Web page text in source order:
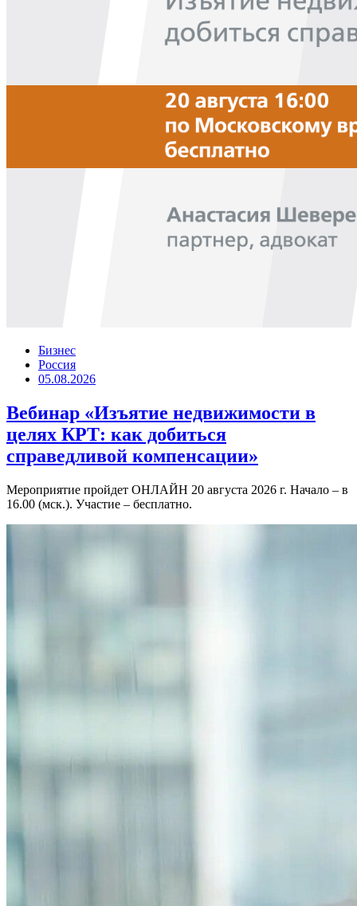
Бизнес
Россия
05.08.2026
Вебинар «Изъятие недвижимости в
целях КРТ: как добиться
справедливой компенсации»
Мероприятие пройдет ОНЛАЙН 20 августа 2026 г. Начало – в
16.00 (мск.). Участие – бесплатно.